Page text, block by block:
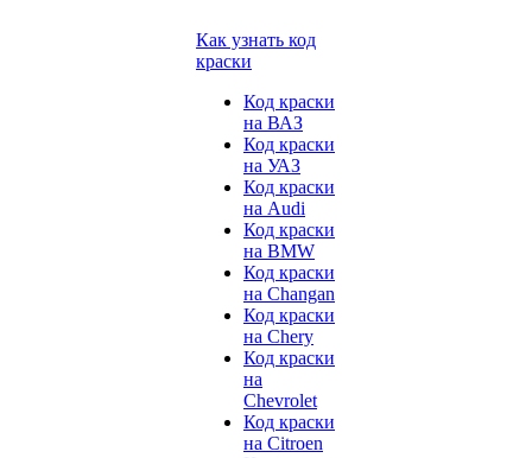
Как узнать код
краски
Код краски
на ВАЗ
Код краски
на УАЗ
Код краски
на Audi
Код краски
на BMW
Код краски
на Changan
Код краски
на Chery
Код краски
на
Chevrolet
Код краски
на Citroen